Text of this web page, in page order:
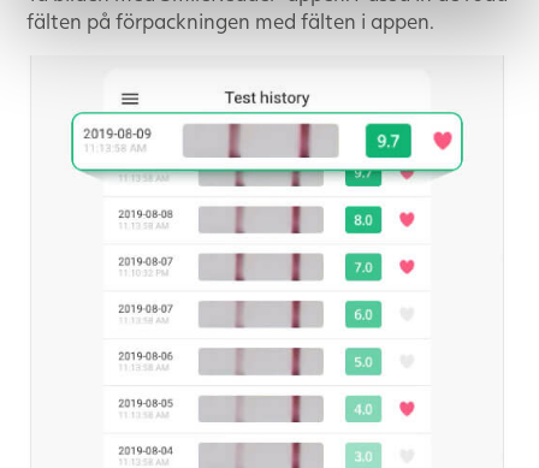
fälten på förpackningen med fälten i appen.